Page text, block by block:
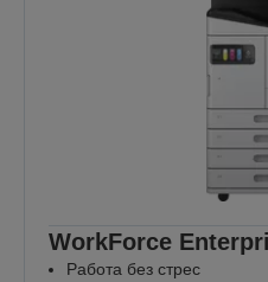
WorkForce
Работа без стрес